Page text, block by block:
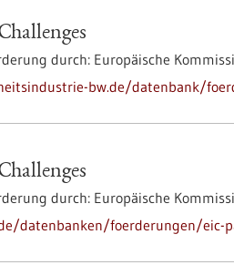
durch: Europäische
bw.de/datenbank/
durch: Europäische
datenbanken/foerderungen/eic-